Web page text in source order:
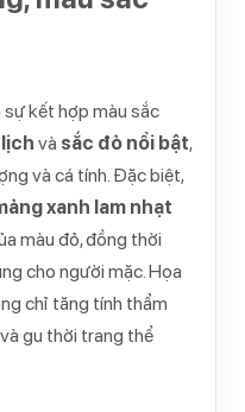
kết hợp màu sắc
và sắc đỏ nổi bật,
và cá tính. Đặc biệt,
xanh lam nhạt
màu đỏ, đồng thời
cho người mặc. Họa
chỉ tăng tính thẩm
gu thời trang thể